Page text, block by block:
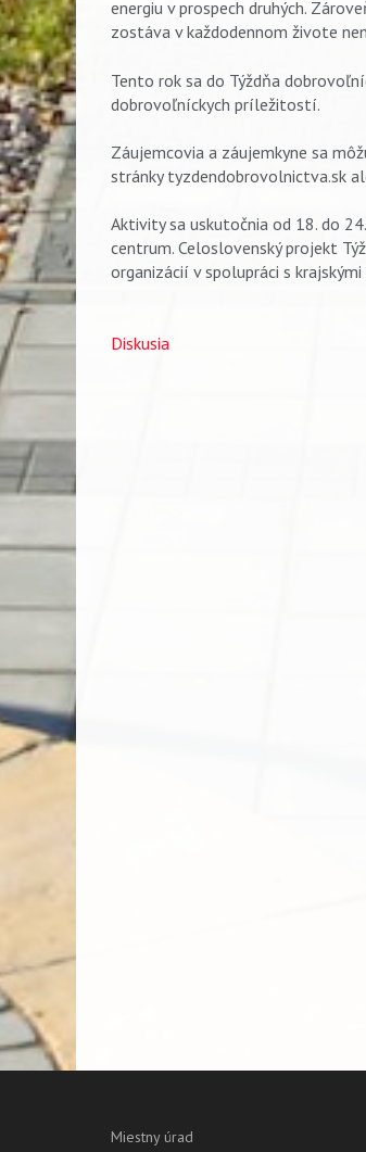
energiu v prospech druhých.
zostáva v každodennom živote
Tento rok sa do Týždňa
dobrovoľníckych príležitostí.
Záujemcovia a záujemkyne sa
stránky tyzdendobrovolnictva.sk
Aktivity sa uskutočnia od 18. do
centrum. Celoslovenský projekt
organizácií v spolupráci s
Diskusia
Miestny úrad